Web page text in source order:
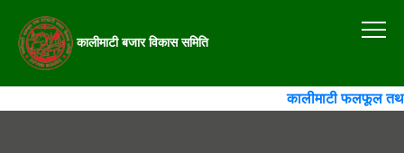
कालीमाटी बजार विकास समिति
कालीमाटी फलफूल तथा